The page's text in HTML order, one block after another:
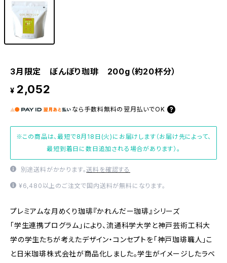
3月限定 ぼんぼり珈琲 200g（約20杯分）
¥ 2,052
なら 手数料無料の 翌月払いでOK
※この商品は、最短で8月18日(火)にお届けします（お届け先によって、
最短到着日に数日追加される場合があります）。
別途送料がかかります。送料を確認する
¥6,480以上のご注文で国内送料が無料になります。
プレミアムな月めくり珈琲『かれんだー珈琲』シリーズ
「学生連携プログラム」により、流通科学大学と神戸芸術工科大
学の学生たちが考えたデザイン・コンセプトを「神戸珈琲職人」こ
と日米珈琲株式会社が商品化しました。学生がイメージしたラベ